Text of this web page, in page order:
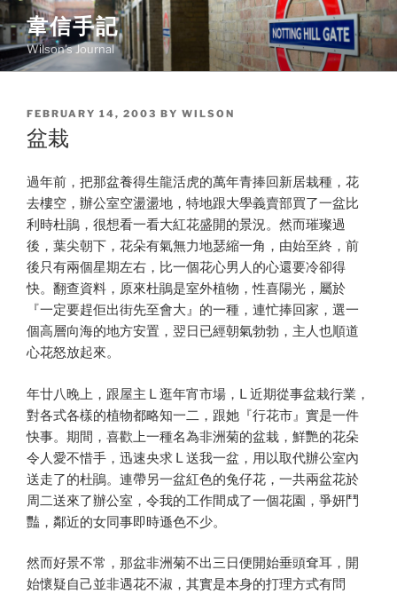
Skip
to
content
韋信手記
Wilson's Journal
POSTED
ON
FEBRUARY 14, 2003 BY WILSON
盆栽
過年前，把那盆養得生龍活虎的萬年青捧回新居栽種，花
去樓空，辦公室空盪盪地，特地跟大學義賣部買了一盆比
利時杜鵑，很想看一看大紅花盛開的景況。然而璀璨過
後，葉尖朝下，花朵有氣無力地瑟縮一角，由始至終，前
後只有兩個星期左右，比一個花心男人的心還要冷卻得
快。翻查資料，原來杜鵑是室外植物，性喜陽光，屬於
『一定要趕佢出街先至會大』的一種，連忙捧回家，選一
個高層向海的地方安置，翌日已經朝氣勃勃，主人也順道
心花怒放起來。
年廿八晚上，跟屋主 L 逛年宵市場，L 近期從事盆栽行業，
對各式各樣的植物都略知一二，跟她『行花市』實是一件
快事。期間，喜歡上一種名為非洲菊的盆栽，鮮艷的花朵
令人愛不惜手，迅速央求 L 送我一盆，用以取代辦公室內
送走了的杜鵑。連帶另一盆紅色的兔仔花，一共兩盆花於
周二送來了辦公室，令我的工作間成了一個花園，爭妍鬥
豔，鄰近的女同事即時遜色不少。
然而好景不常，那盆非洲菊不出三日便開始垂頭耷耳，開
始懷疑自己並非遇花不淑，其實是本身的打理方式有問